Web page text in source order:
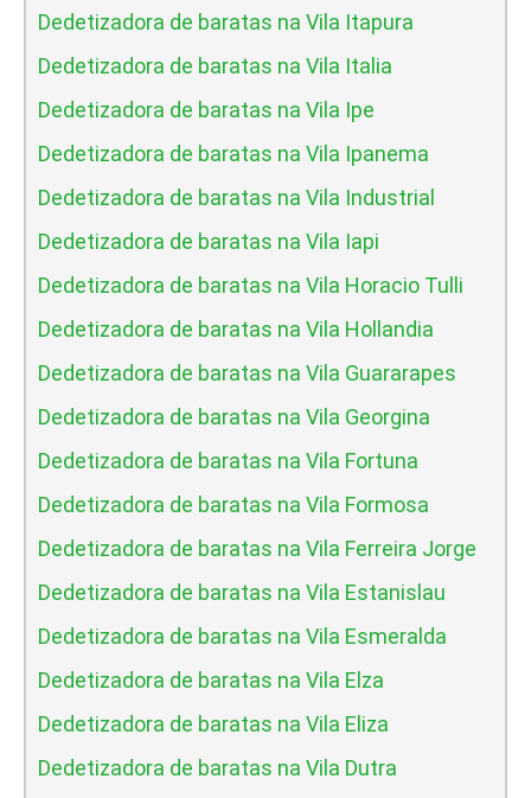
Dedetizadora de baratas na Vila Itapura
Dedetizadora de baratas na Vila Italia
Dedetizadora de baratas na Vila Ipe
Dedetizadora de baratas na Vila Ipanema
Dedetizadora de baratas na Vila Industrial
Dedetizadora de baratas na Vila Iapi
Dedetizadora de baratas na Vila Horacio Tulli
Dedetizadora de baratas na Vila Hollandia
Dedetizadora de baratas na Vila Guararapes
Dedetizadora de baratas na Vila Georgina
Dedetizadora de baratas na Vila Fortuna
Dedetizadora de baratas na Vila Formosa
Dedetizadora de baratas na Vila Ferreira Jorge
Dedetizadora de baratas na Vila Estanislau
Dedetizadora de baratas na Vila Esmeralda
Dedetizadora de baratas na Vila Elza
Dedetizadora de baratas na Vila Eliza
Dedetizadora de baratas na Vila Dutra